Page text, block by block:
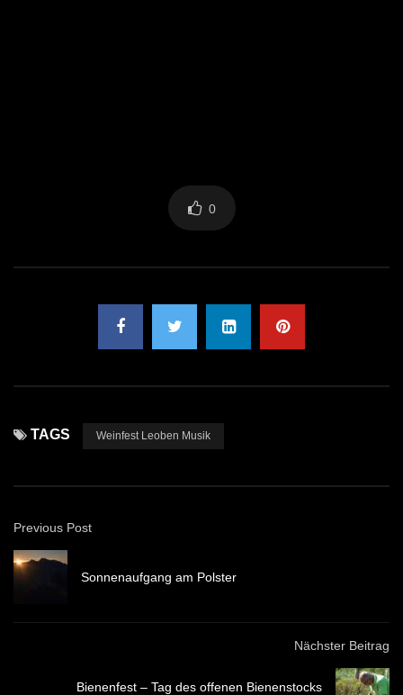
0
TAGS Weinfest Leoben Musik
Previous Post
Sonnenaufgang am Polster
Nächster Beitrag
Bienenfest – Tag des offenen Bienenstocks